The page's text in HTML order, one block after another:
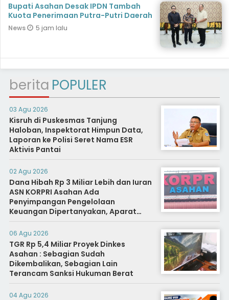
Bupati Asahan Desak IPDN Tambah
Kuota Penerimaan Putra-Putri Daerah
News 5 jam lalu
berita POPULER
03 Agu 2026
Kisruh di Puskesmas Tanjung
Haloban, Inspektorat Himpun Data,
Laporan ke Polisi Seret Nama ESR
Aktivis Pantai
02 Agu 2026
Dana Hibah Rp 3 Miliar Lebih dan Iuran
ASN KORPRI Asahan Ada
Penyimpangan Pengelolaan
Keuangan Dipertanyakan, Aparat
Diminta Segera Usut
06 Agu 2026
TGR Rp 5,4 Miliar Proyek Dinkes
Asahan : Sebagian Sudah
Dikembalikan, Sebagian Lain
Terancam Sanksi Hukuman Berat
04 Agu 2026